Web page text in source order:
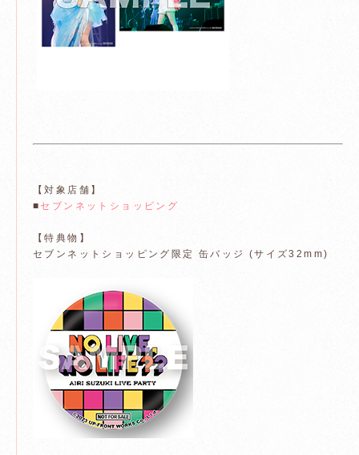
【対象店舗】
■ セブンネットショッピング
【特典物】
セブンネットショッピング限定 缶バッジ (サイズ32mm)